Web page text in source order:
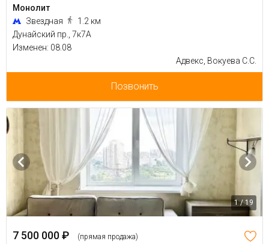
Монолит
Звездная
1.2 км
Дунайский пр., 7к7А
Изменен: 08.08
Адвекс, Вокуева С.С.
Позвонить
1 / 19
7 500 000 ₽ (прямая продажа)